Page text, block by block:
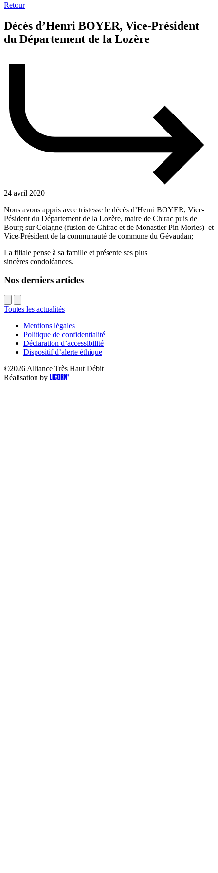
Retour
Décès d’Henri BOYER, Vice-Président
du Département de la Lozère
24 avril 2020
Nous avons appris avec tristesse le décès d’Henri BOYER, Vice-
Pésident du Département de la Lozère, maire de Chirac puis de
Bourg sur Colagne (fusion de Chirac et de Monastier Pin Mories) et
Vice-Président de la communauté de commune du Gévaudan;
La filiale pense à sa famille et présente ses plus
sincères condoléances.
Nos derniers articles
Toutes les actualités
Mentions légales
Politique de confidentialité
Déclaration d’accessibilité
Dispositif d’alerte éthique
©2026 Alliance Très Haut Débit
Réalisation by